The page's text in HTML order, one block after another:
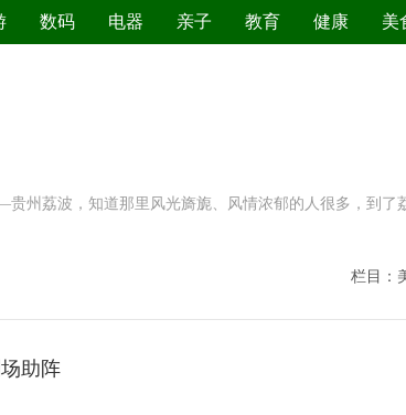
美
健康
教育
亲子
电器
数码
州荔波，知道那里风光旖旎、风情浓郁的人很多，到了
栏目：
助阵